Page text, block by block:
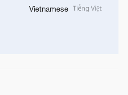
Vietnamese Tiếng Việt